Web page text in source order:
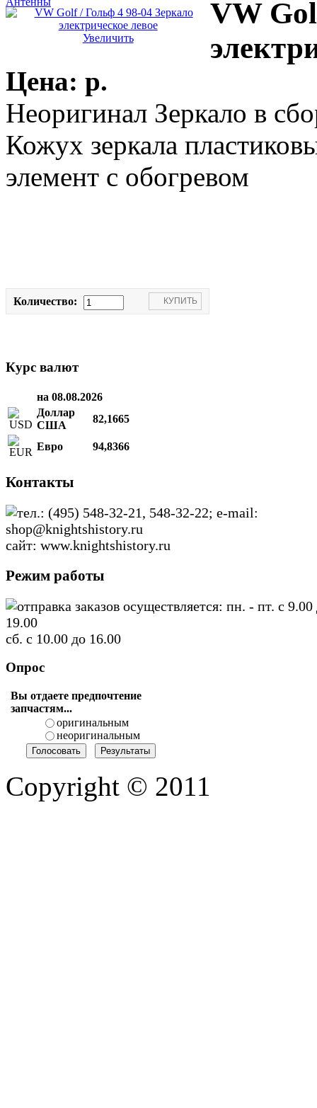
Увеличить
VW
Цена: p.
Неоригинал Зеркало в
Кожух зеркала
элемент с обогревом
Количество:
Курс валют
на 08.08.2026
Доллар
США
82,1665
Евро 94,8366
Контакты
тел.: (495) 548-32-21, 548-32-22; e-mail:
shop@knightshistory.ru
сайт: www.knightshistory.ru
Режим работы
отправка заказов осуществляется: пн. - пт. с 9.00
19.00
сб. с 10.00 до 16.00
Опрос
Вы отдаете предпочтение
запчастям...
оригинальным
неоригинальным
Copyright © 2011